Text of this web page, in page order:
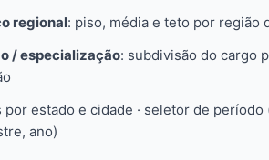
regional: piso, média e teto por região
/ especialização: subdivisão do cargo
por estado e cidade · seletor de período
ano)